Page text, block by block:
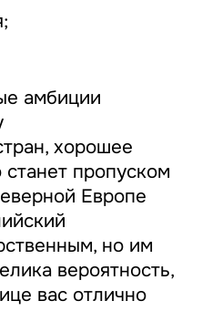
амбиции
хорошее
станет пропуском
Европе
но им
вероятность,
вас отлично